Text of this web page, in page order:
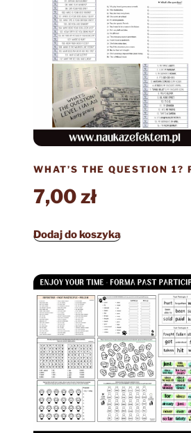
WHAT’S THE QUESTION 1?
7,00zł
Dodaj do koszyka